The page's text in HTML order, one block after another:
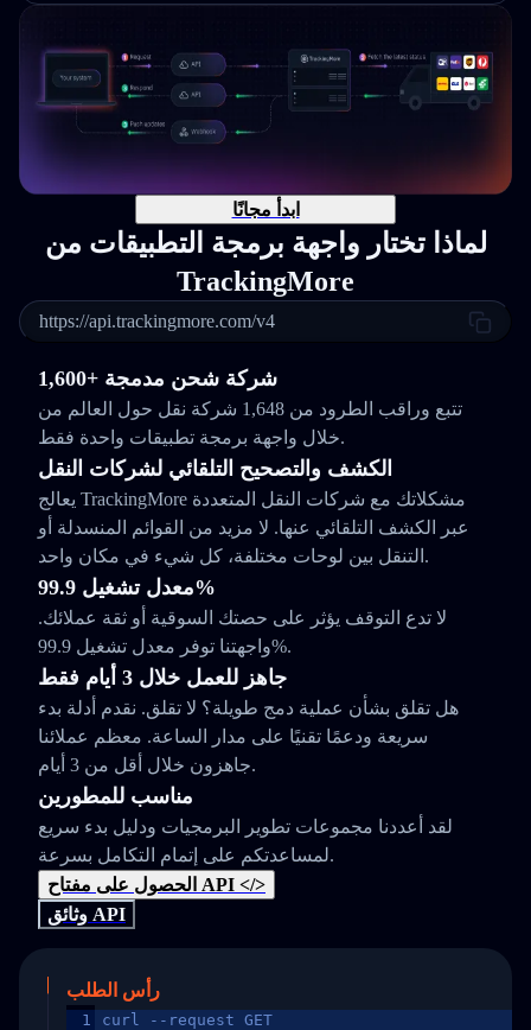
ابدأ مجانًا
لماذا تختار واجهة برمجة التطبيقات من
TrackingMore
https://api.trackingmore.com/v4
1,600+ شركة شحن مدمجة
تتبع وراقب الطرود من 1,648 شركة نقل حول العالم من
خلال واجهة برمجة تطبيقات واحدة فقط.
الكشف والتصحيح التلقائي لشركات النقل
يعالج TrackingMore مشكلاتك مع شركات النقل المتعددة
عبر الكشف التلقائي عنها. لا مزيد من القوائم المنسدلة أو
التنقل بين لوحات مختلفة، كل شيء في مكان واحد.
معدل تشغيل 99.9%
لا تدع التوقف يؤثر على حصتك السوقية أو ثقة عملائك.
واجهتنا توفر معدل تشغيل 99.9%.
جاهز للعمل خلال 3 أيام فقط
هل تقلق بشأن عملية دمج طويلة؟ لا تقلق. نقدم أدلة بدء
سريعة ودعمًا تقنيًا على مدار الساعة. معظم عملائنا
جاهزون خلال أقل من 3 أيام.
مناسب للمطورين
لقد أعددنا مجموعات تطوير البرمجيات ودليل بدء سريع
لمساعدتكم على إتمام التكامل بسرعة.
الحصول على مفتاح API </>
وثائق API
رأس الطلب
1
curl --request GET